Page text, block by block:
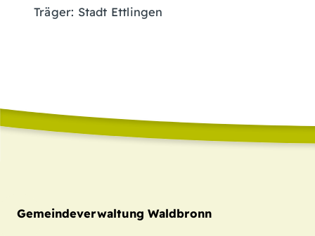
Träger: Stadt Ettlingen
Gemeindeverwaltung Waldbronn